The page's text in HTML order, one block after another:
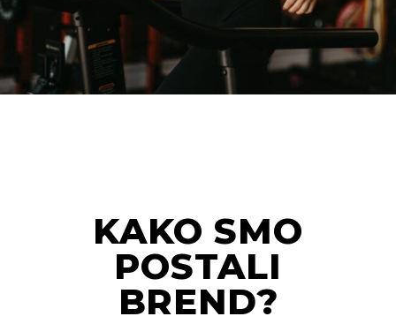
KAKO SMO
POSTALI
BREND?